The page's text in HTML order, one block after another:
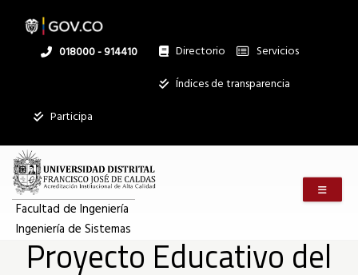
Proyecto
Educativo
del
Programa
contenido
Linea
018000 - 914410 Directorio
Institucional
Servicios
Índices de transparencia
Participa
Facultad de Ingeniería
Ingeniería de Sistemas
Proyecto Educativo del
registros
Buscar:
Servicios
Ningún dato
disponible en
esta tabla